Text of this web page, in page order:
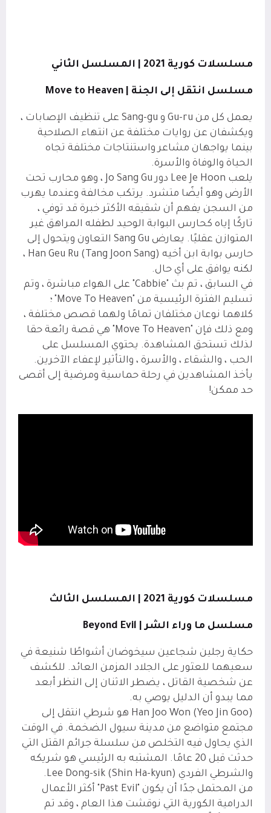
مسلسلات كورية 2021 | المسلسل الثاني
مسلسل انتقل إلى الجنة | Move to Heaven
يعمل كل من Gu-ru و Sang-gu على تنظيف الإصابات ،
ويكشفان عن روايات مختلفة عن انتهاء الصلاحية
بينما يواجهان مشاعر واستنتاجات مختلفة تجاه
الحياة والوفاة والأسرة.
يلعب Lee Je Hoon دور Jo Sang Gu ، وهو محارب تحت
الأرض وهو أيضًا متشرد. يرتكب مخالفة وعندما يهرب
من السجن يفهم أن شقيقه الأكثر خبرة قد توفي ،
تاركًا إياه كحارس البوابة الوحيد لطفله المراهق غير
المتوازن عقليًا. يعارض Sang Gu التعاون ويتحول إلى
حارس بوابة ابن أخيه Han Geu Ru (Tang Joon Sang) ،
لكنه يوافق على أي حال.
في السابق ، تم بث "Cabbie" على الهواء مباشرة ، وتم
تسليم الفترة الرئيسية من "Move To Heaven" ؛
كلاهما نوعان مختلفان تمامًا ولهما قصص مختلفة ،
ومع ذلك فإن "Move To Heaven" هي قصة رائعة حقا
لذلك تستحق المشاهدة. يحتوي المسلسل على
الحب ، والشقاء ، والأسرة ، والتأثير لإعفاء الآخرين.
يأخذ المشاهدين في رحلة حماسية ومرضية إلى أقصى
حد ممكن!
مسلسلات كورية 2021 | المسلسل الثالث
مسلسل ما وراء الشر | Beyond Evil
حكاية رجلين شجاعين سيخوضان أشواطًا شنيعة في
سعيهما للعثور على الجلاد المزمن العائد. للكشف
عن شخصية القاتل ، يضطر الاثنان إلى النظر أبعد
مما يبدو أن الدليل يوصي به.
Han Joo Won (Yeo Jin Goo) هو شرطي انتقل إلى
مجتمع متواضع من مدينة سيول الضخمة. في الوقت
الذي يحاول فيه التخلص من سلسلة جرائم القتل التي
حدثت قبل 20 عامًا. المشتبه به الرئيسي هو شريكه
والشرطي الفردي Lee Dong-sik (Shin Ha-kyun).
من المحتمل جدًا أن يكون "Past Evil" أكثر الأعمال
الدرامية الكورية التي نوقشت هذا العام ، وقد تم